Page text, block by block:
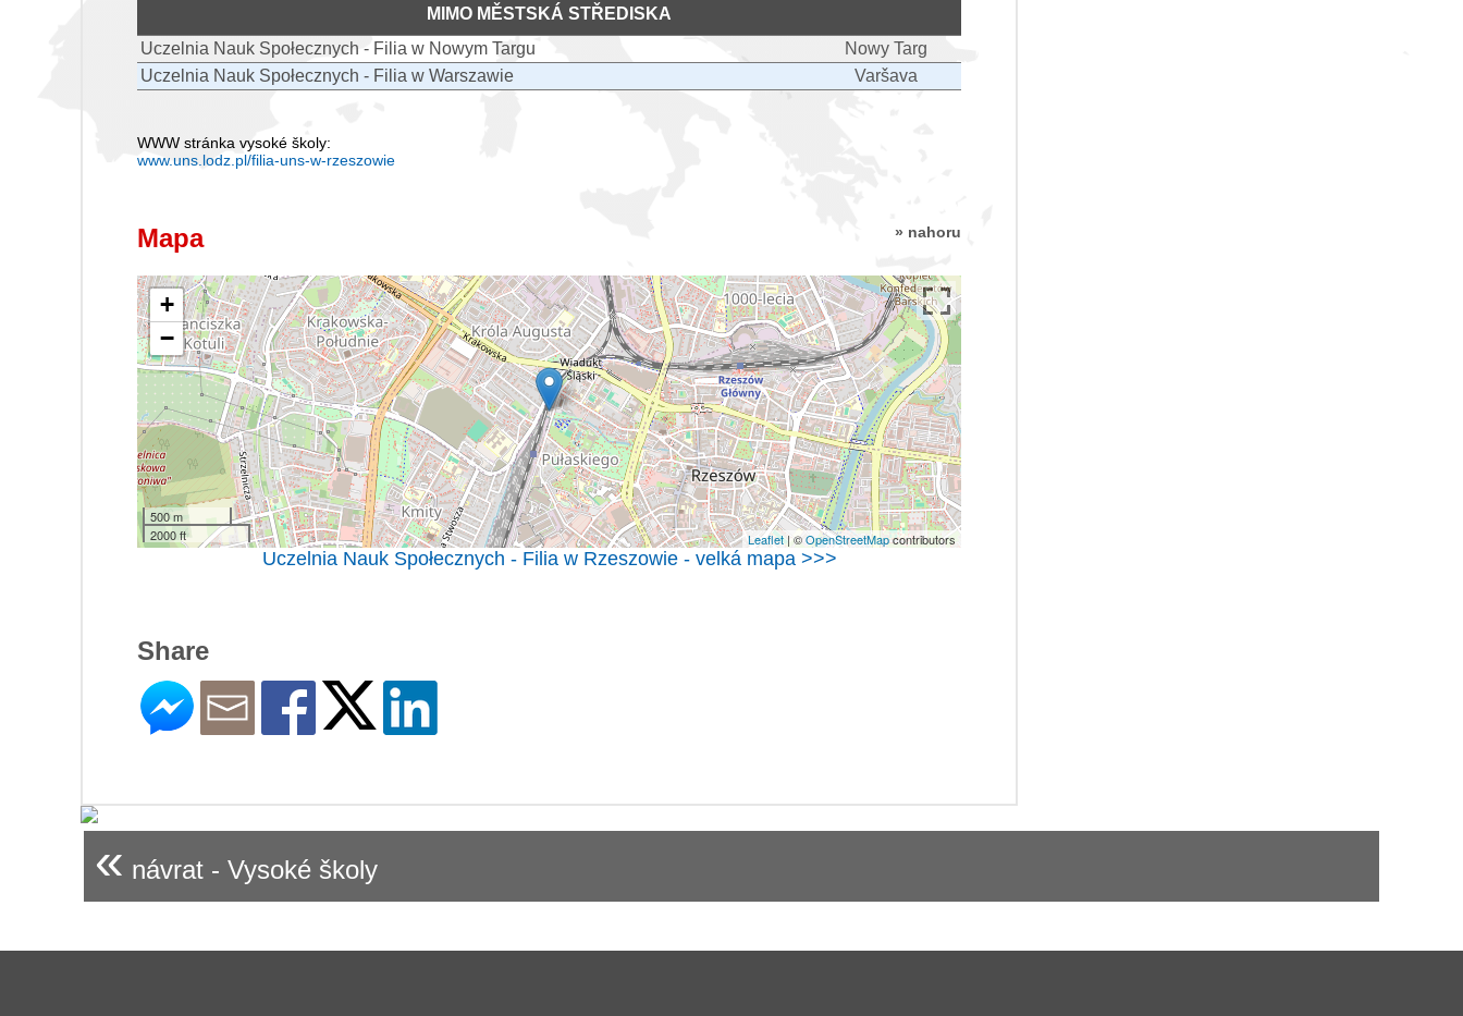
MIMO MĚSTSKÁ STŘEDISKA
Uczelnia Nauk Społecznych - Filia w Nowym Targu
Nowy Targ
Uczelnia Nauk Społecznych - Filia w Warszawie
Varšava
WWW stránka vysoké školy:
www.uns.lodz.pl/filia-uns-w-rzeszowie
» nahoru
Mapa
+
−
500 m
2000 ft
Leaflet| ©OpenStreetMapcontributors
Uczelnia Nauk Społecznych - Filia w Rzeszowie - velká mapa >>>
Share
« návrat - Vysoké školy